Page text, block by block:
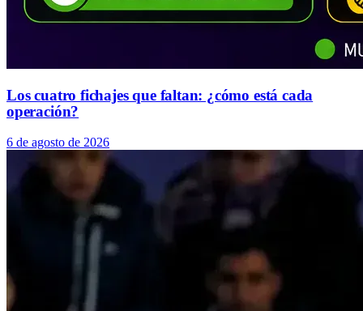
Los cuatro fichajes que faltan: ¿cómo está cada
operación?
6 de agosto de 2026